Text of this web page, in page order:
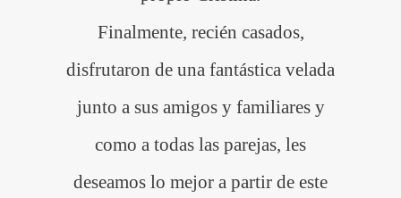
Finalmente, recién casados,
disfrutaron de una fantástica velada
junto a sus amigos y familiares y
como a todas las parejas, les
deseamos lo mejor a partir de este